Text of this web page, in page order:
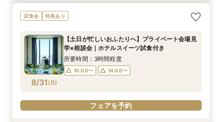
8/29(土
午前中の見学がお勧め☆【ご家族や近しい方との
ご家族婚をご検討の方へ！オークラ人気の逸品無
所要時間：3時間程度
8/29(土
神前式や和装にご興味ある方必見！【国賓も迎え
る60年以上続く歴史あるホテルで伝統美を体
園体感和婚フェア
所要時間：3時間程度
試食会 特典あり
8/31 (月)
【土日が忙しいおふたりへ】プライベート会場見
学×相談会｜ホテルスイーツ試食付き
所要時間：3時間程度
10:00〜 14:00〜
フェアを予約